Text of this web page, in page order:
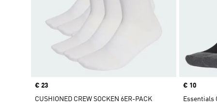
Price
€ 23
CUSHIONED CREW SOCKEN 6ER-PACK
Price
€ 10
Essentials